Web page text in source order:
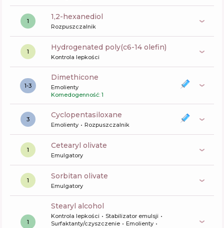
1 1,2-hexanediol
Rozpuszczalnik
1 hydrogenated poly(c6-14 olefin)
Kontrola lepkości
1-3
dimethicone
Emolienty
Komedogenność: 1
3 cyclopentasiloxane
Emolienty Rozpuszczalnik
1 cetearyl olivate
Emulgatory
1 sorbitan olivate
Emulgatory
1
stearyl alcohol
Kontrola lepkości
Stabilizator emulsji
Surfaktanty/czyszczenie
Emolienty